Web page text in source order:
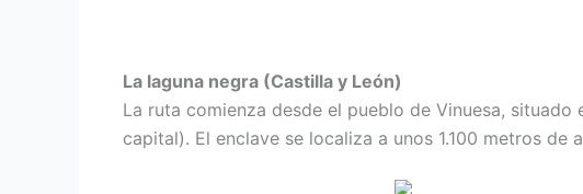
La laguna negra (Castilla y León)
La ruta comienza desde el pueblo de Vinuesa,
capital). El enclave se localiza a unos 1.100 metros de